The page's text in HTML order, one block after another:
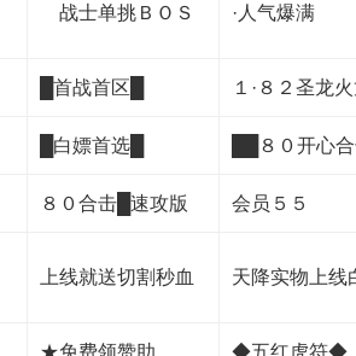
战士单挑ＢＯＳ ·人气爆满
█首战首区█ １·８２圣龙
█白嫖首选█ ██８０开心
８０合击█速攻版 会员５５
上线就送切割秒血 天降实物上线
★免费领赞助 ◆五红虎符◆